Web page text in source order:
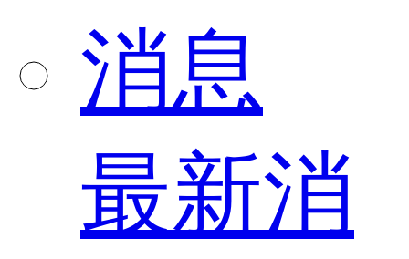
消息
最新消